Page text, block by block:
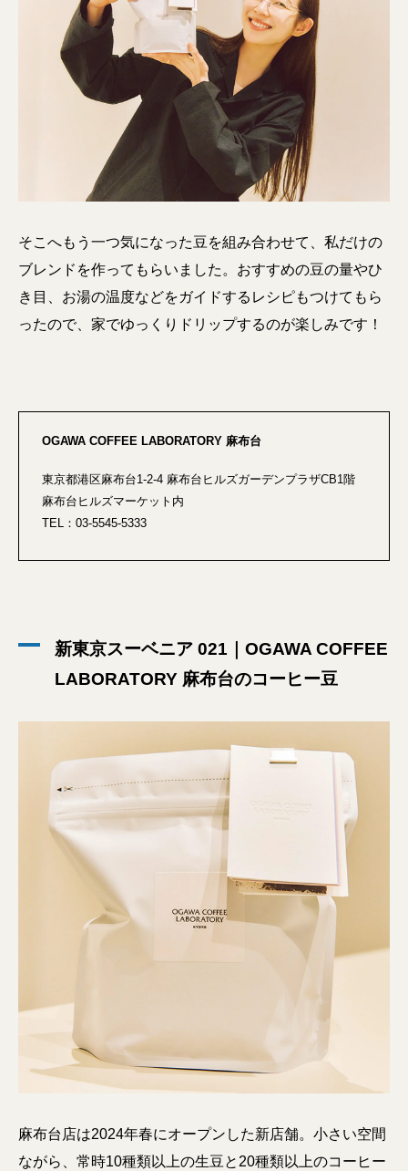
そこへもう一つ気になった豆を組み合わせて、私だけの
ブレンドを作ってもらいました。おすすめの豆の量やひ
き目、お湯の温度などをガイドするレシピもつけてもら
ったので、家でゆっくりドリップするのが楽しみです！
OGAWA COFFEE LABORATORY 麻布台
東京都港区麻布台1-2-4 麻布台ヒルズガーデンプラザCB1階
麻布台ヒルズマーケット内
TEL：03-5545-5333
新東京スーベニア 021｜OGAWA COFFEE
LABORATORY 麻布台のコーヒー豆
麻布台店は2024年春にオープンした新店舗。小さい空間
ながら、常時10種類以上の生豆と20種類以上のコーヒー